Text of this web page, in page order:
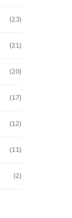
(23)
(21)
(20)
(17)
(12)
(11)
(2)